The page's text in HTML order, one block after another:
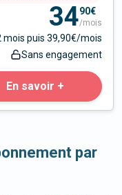
3490€
/mois
mois puis 39,90€/mois
Sans engagement
En savoir +
par